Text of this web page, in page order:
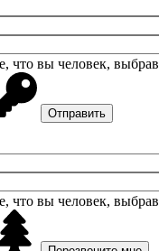
что вы человек, выбрав
что вы человек, выбрав